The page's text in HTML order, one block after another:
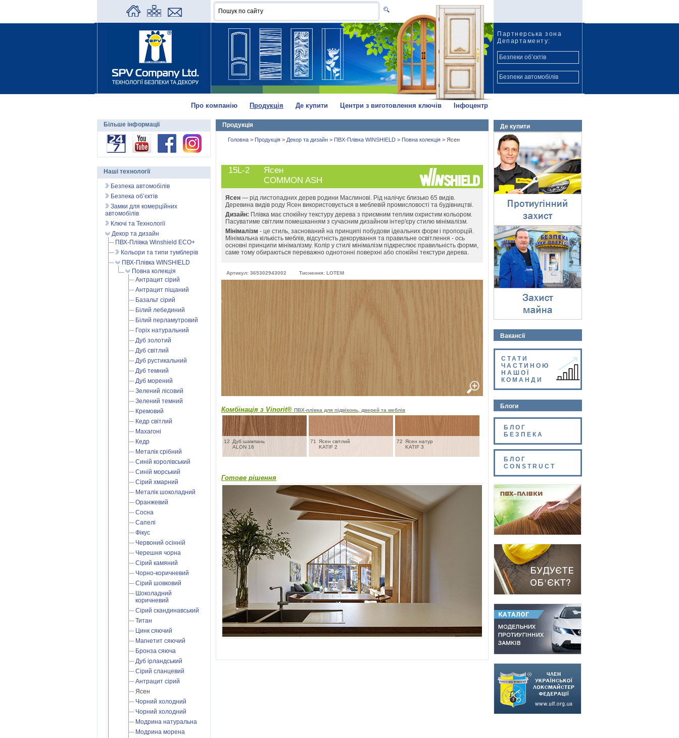
Партнерська зона
Департаменту:
Безпеки об’єктів
Безпеки автомобілів
Про компанію Продукція Де купити Центри з виготовлення ключів Інфоцентр
Продукція
Головна > Продукція > Декор та дизайн > ПВХ-Плівка WINSHIELD > Повна колекція > Ясен
15L-2
Ясен
COMMON ASH
Ясен — рід листопадних дерев родини Маслинові. Рід налічує близько 65 видів.
Деревина видів роду Ясен використовується в меблевій промисловості та будівництві.
Дизайн: Плівка має спокійну текстуру дерева з приємним теплим охристим кольором.
Пасуватиме світлим помешканням з сучасним дизайном інтер'єру стилю мінімалізм.
Мінімалізм - це стиль, заснований на принципі побудови ідеальних форм і пропорцій.
Мінімальна кількість меблів, відсутність декорування та правильне освітлення - ось
основні принципи мінімалізму. Колір у стилі мінімалізм підкреслює правильність форми,
саме тому обираються переважно однотонні поверхні або спокійні текстури дерева.
Артикул: 365302943002 Тиснення: LOTEM
Комбінація з Vinorit® ПВХ-плівка для підвіконь, дверей та меблів
12
Дуб шампань
ALON 16
71
Ясен світлий
KATIF 2
72 Ясен натур
KATIF 3
Готове рішення
Де купити
Протиугінний захист
⇓
Захист майна
⇓
Вакансії
СТАТИ
ЧАСТИНОЮ
НАШОЇ
КОМАНДИ
Блоги
БЛОГ
БЕЗПЕКА
БЛОГ
CONSTRUCT
Більше інформації
Наші технології
Безпека автомобілів
Безпека об’єктів
Замки для комерційних
автомобілів
Ключі та Технології
Декор та дизайн
ПВХ-Плівка Winshield ECO+
Кольори та типи тумблерів
ПВХ-Плівка WINSHIELD
Повна колекція
Антрацит сірий
Антрацит піщаний
Базальт сірий
Білий лебединий
Білий перламутровий
Горіх натуральний
Дуб золотий
Дуб світлий
Дуб рустикальний
Дуб темний
Дуб морений
Зелений лісовий
Зелений темний
Кремовий
Кедр світлий
Махагоні
Кедр
Металік срібний
Синій королівський
Синій морський
Сірий хмарний
Металік шоколадний
Оранжевий
Сосна
Сапелі
Фікус
Червоний осінній
Черешня чорна
Сірий камяний
Чорно-коричневий
Сірий шовковий
Шоколадний
коричневий
Сірий скандинавський
Титан
Цинк сяючий
Магнетит сяючий
Бронза сяюча
Дуб ірландський
Cірий сланцевий
Антрацит сірий
Ясен
Чорний холодний
Чорний холодний
Модрина натуральна
Модрина морена